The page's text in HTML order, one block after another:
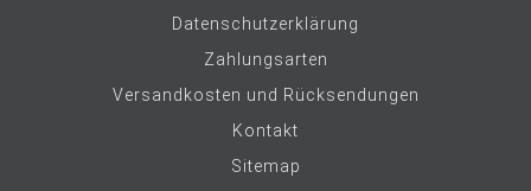
Datenschutzerklärung
Zahlungsarten
Versandkosten und Rücksendungen
Kontakt
Sitemap